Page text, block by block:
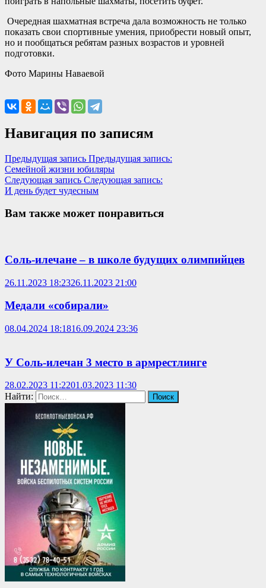
Очередная шахматная встреча дала возможность не только
показать свои спортивные умения, приобрести новый опыт,
но и пообщаться ребятам разных возрастов и уровней
подготовки.
Фото Марины Наваевой
Навигация по записям
Предыдущая запись Предыдущая запись:
Семейной жизни юбиляры
Следующая запись Следующая запись:
И день будет чудесным
Вам также может понравиться
Соль-илечане – в школе будущих олимпийцев
26.11.2023 18:2326.11.2023 21:00
Медали «собирали»
08.04.2024 18:1816.09.2024 23:36
У Соль-илечан 3 место в армрестлинге
28.02.2023 11:2201.03.2023 11:30
Найти: